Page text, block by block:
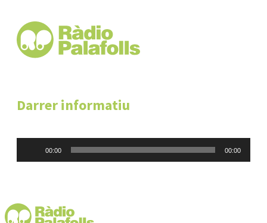
Darrer informatiu
00:00 00:00